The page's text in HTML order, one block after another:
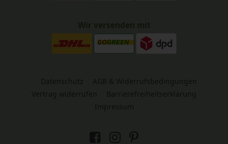
Wir versenden mit